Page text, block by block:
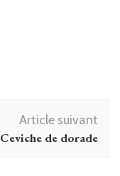
Article suivant
Ceviche de dorade